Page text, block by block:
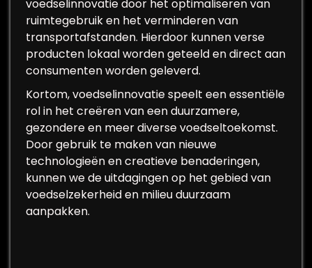
voedselinnovatie door het optimaliseren van
ruimtegebruik en het verminderen van
transportafstanden. Hierdoor kunnen verse
producten lokaal worden geteeld en direct aan
consumenten worden geleverd.
Kortom, voedselinnovatie speelt een essentiële
rol in het creëren van een duurzamere,
gezondere en meer diverse voedseltoekomst.
Door gebruik te maken van nieuwe
technologieën en creatieve benaderingen,
kunnen we de uitdagingen op het gebied van
voedselzekerheid en milieu duurzaam
aanpakken.